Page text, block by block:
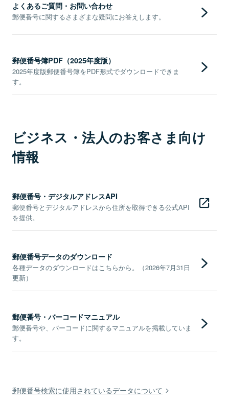
よくあるご質問・お問い合わせ
郵便番号に関するさまざまな疑問にお答えします。
郵便番号簿PDF（2025年度版）
2025年度版郵便番号簿をPDF形式でダウンロードできま
す。
ビジネス・法人のお客さま向け
情報
郵便番号・デジタルアドレスAPI
郵便番号とデジタルアドレスから住所を取得できる公式API
を提供。
郵便番号データのダウンロード
各種データのダウンロードはこちらから。（2026年7月31日
更新）
郵便番号・バーコードマニュアル
郵便番号や、バーコードに関するマニュアルを掲載していま
す。
郵便番号検索に使用されているデータについて